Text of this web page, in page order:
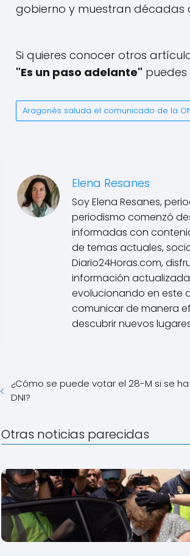
gobierno y muestran décadas
Si quieres conocer otros
"Es un paso adelante"
Aragonès saluda el comunicado de la
Elena Resanes
Soy Elena Resanes,
periodismo comenzó
informadas con
de temas actuales,
Diario24Horas.com,
información
evolucionando en este
comunicar de manera
descubrir nuevos
¿Cómo se puede votar el 28-M si se
DNI?
Otras noticias parecidas